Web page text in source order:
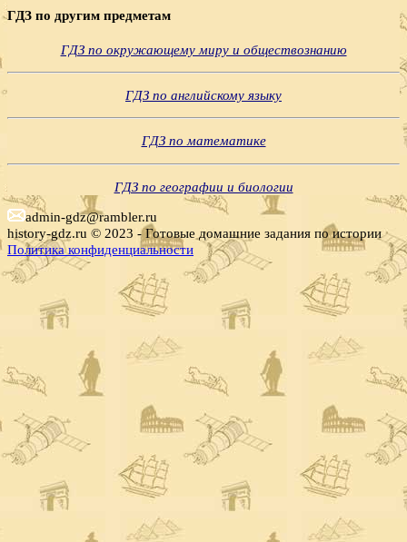
ГДЗ по другим предметам
ГДЗ по окружающему миру и обществознанию
ГДЗ по английскому языку
ГДЗ по математике
ГДЗ по географии и биологии
admin-gdz@rambler.ru
history-gdz.ru © 2023 - Готовые домашние задания по истории
Политика конфиденциальности